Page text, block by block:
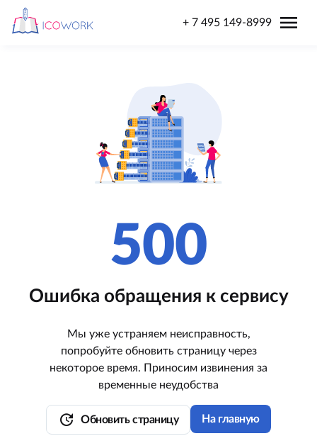
+ 7 495 149-8999 menu
500
Ошибка обращения к сервису
Мы уже устраняем неисправность,
попробуйте обновить страницу через
некоторое время. Приносим извинения за
временные неудобства
update Обновить страницу На главную